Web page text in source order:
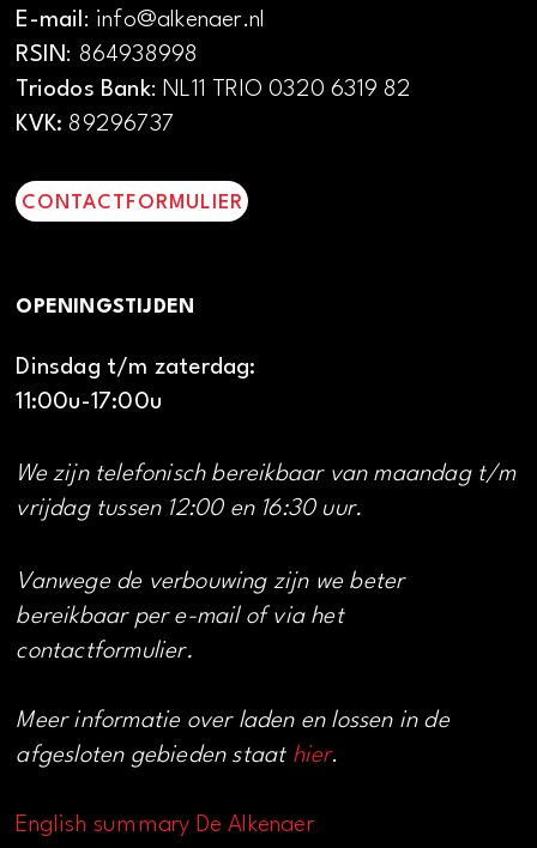
E-mail: info@alkenaer.nl
RSIN: 864938998
Triodos Bank: NL11 TRIO 0320 6319 82
KVK: 89296737
CONTACTFORMULIER
OPENINGSTIJDEN
Dinsdag t/m zaterdag:
11:00u-17:00u
We zijn telefonisch bereikbaar van maandag t/m
vrijdag tussen 12:00 en 16:30 uur.
Vanwege de verbouwing zijn we beter
bereikbaar per e-mail of via het
contactformulier.
Meer informatie over laden en lossen in de
afgesloten gebieden staat hier.
English summary De Alkenaer